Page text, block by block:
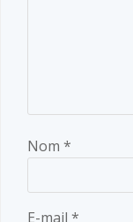
Nom *
E-mail *